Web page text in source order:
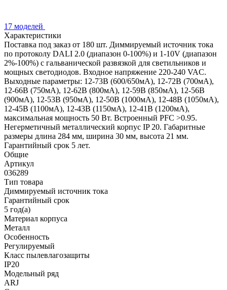
17 моделей
Характеристики
Поставка под заказ от 180 шт. Диммируемый источник тока
по протоколу DALI 2.0 (диапазон 0-100%) и 1-10V (диапазон
2%-100%) с гальванической развязкой для светильников и
мощных светодиодов. Входное напряжение 220-240 VAC.
Выходные параметры: 12-73В (600/650мА), 12-72В (700мА),
12-66В (750мА), 12-62В (800мА), 12-59В (850мА), 12-56В
(900мА), 12-53В (950мА), 12-50В (1000мА), 12-48В (1050мА),
12-45В (1100мА), 12-43В (1150мА), 12-41В (1200мА),
максимальная мощность 50 Вт. Встроенный PFC >0.95.
Негерметичный металлический корпус IP 20. Габаритные
размеры длина 284 мм, ширина 30 мм, высота 21 мм.
Гарантийный срок 5 лет.
Общие
Артикул
036289
Тип товара
Диммируемый источник тока
Гарантийный срок
5 год(а)
Материал корпуса
Металл
Особенность
Регулируемый
Класс пылевлагозащиты
IP20
Модельный ряд
ARJ